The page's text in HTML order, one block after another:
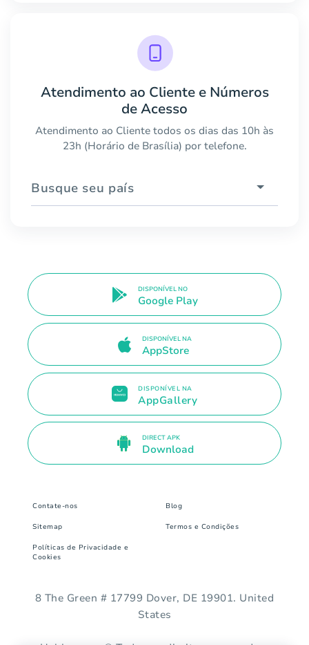
Atendimento ao Cliente e Números
de Acesso
Atendimento ao Cliente todos os dias das 10h às
23h (Horário de Brasília) por telefone.
Busque seu país
DISPONÍVEL NO
Google Play
DISPONÍVEL NA
AppStore
DISPONÍVEL NA
AppGallery
DIRECT APK
Download
Contate-nos Blog
Sitemap Termos e Condições
Políticas de Privacidade e
Cookies
8 The Green # 17799 Dover, DE 19901. United
States